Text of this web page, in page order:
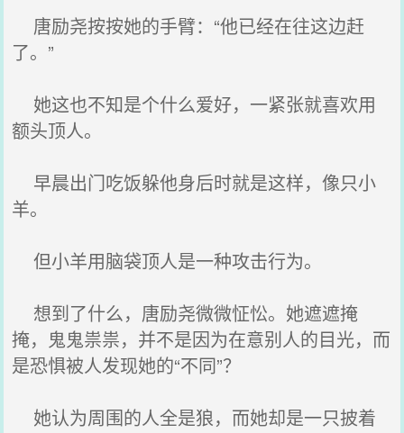
唐励尧按按她的手臂：“他已经在往这边赶
了。”
她这也不知是个什么爱好，一紧张就喜欢用
额头顶人。
早晨出门吃饭躲他身后时就是这样，像只小
羊。
但小羊用脑袋顶人是一种攻击行为。
想到了什么，唐励尧微微怔忪。她遮遮掩
掩，鬼鬼祟祟，并不是因为在意别人的目光，而
是恐惧被人发现她的“不同”？
她认为周围的人全是狼，而她却是一只披着